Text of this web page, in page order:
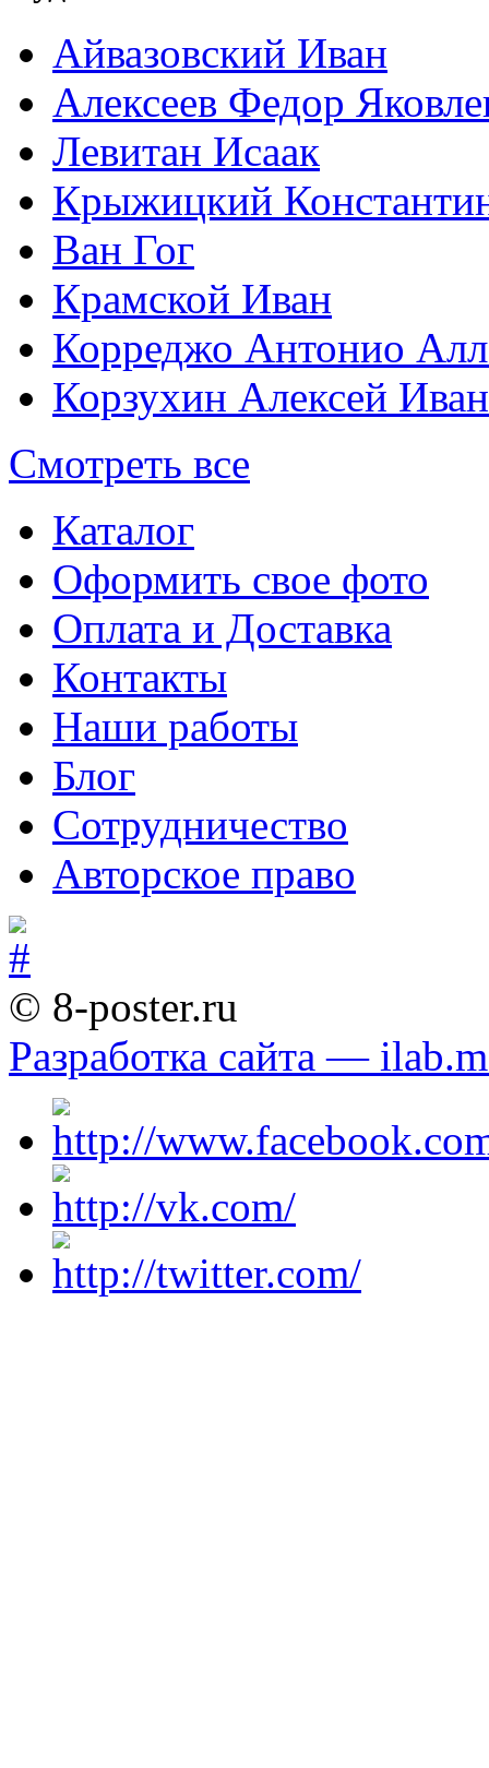
Айвазовский Иван
Алексеев Федор
Левитан Исаак
Крыжицкий
Ван Гог
Крамской Иван
Корреджо Антонио
Корзухин Алексей
Смотреть все
Каталог
Оформить свое фото
Оплата и Доставка
Контакты
Наши работы
Блог
Сотрудничество
Авторское право
© 8-poster.ru
Разработка сайта —